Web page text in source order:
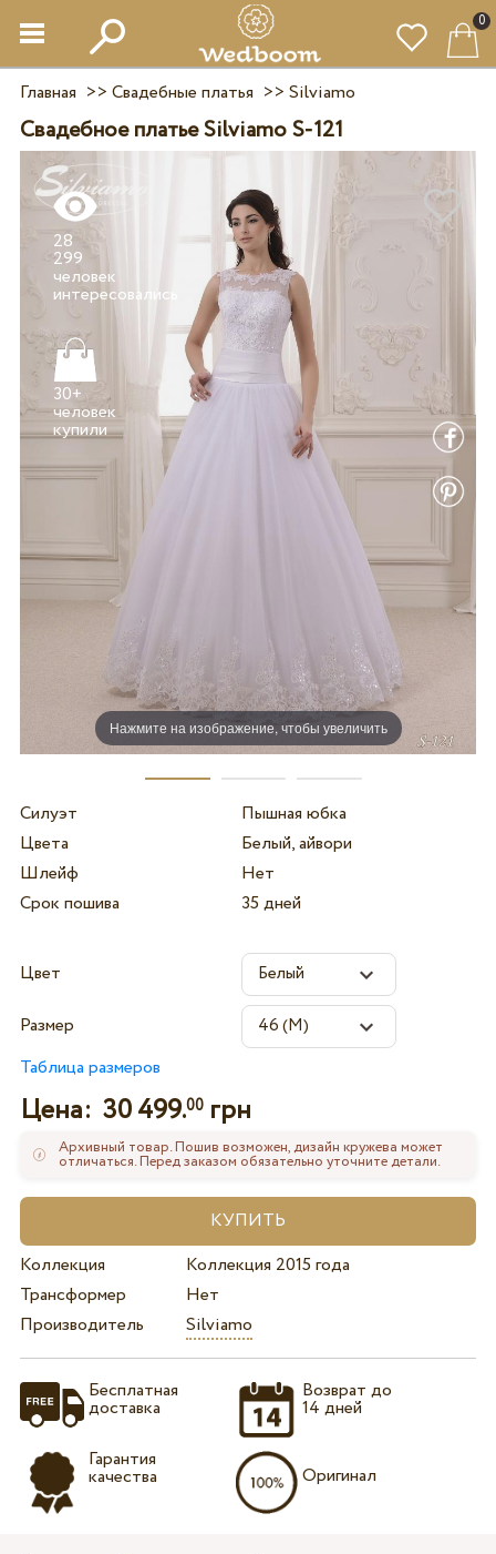
0
Главная >> Свадебные платья >> Silviamo
Свадебное платье Silviamo S-121
Нажмите на изображение, чтобы увеличить
28
299
человек
30+
человек
купили
Силуэт
Пышная юбка
Цвета
Белый, айвори
Шлейф
Нет
Срок пошива
35 дней
Цвет
Размер
Таблица размеров
Цена: 30 499.00грн
Архивный товар. Пошив возможен, дизайн кружева может
отличаться. Перед заказом обязательно уточните детали.
Коллекция
Коллекция 2015 года
Трансформер
Нет
Производитель
Silviamo
Бесплатная
доставка
Гарантия
качества
Возврат до
14 дней
Оригинал